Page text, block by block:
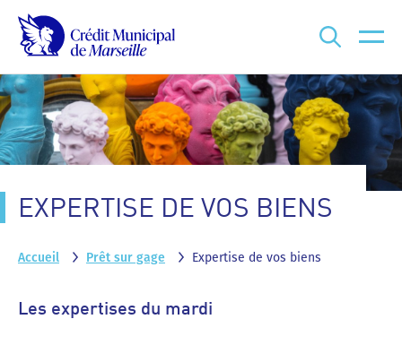
Que recherchez-vous ?
Accueil Prêt sur gage Expertise de vos biens
EXPERTISE DE VOS BIENS
Les expertises du mardi